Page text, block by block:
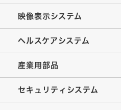
映像表示システム
ヘルスケアシステム
産業用部品
セキュリティシステム